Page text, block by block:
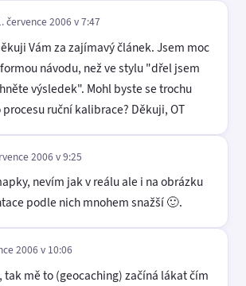
července 2006 v 7:47
Vám za zajímavý článek. Jsem moc
návodu, než ve stylu "dřel jsem
výsledek". Mohl byste se trochu
ruční kalibrace? Děkuji, OT
2006 v 9:25
nevím jak v reálu ale i na obrázku
podle nich mnohem snažší 🙂.
2006 v 10:06
tak mě to (geocaching) začíná lákat čím